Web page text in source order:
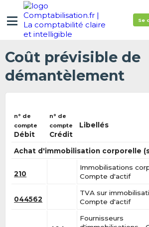
Se
Coût prévisible de
démantèlement
n° de
compte
Débit
n° de
compte
Crédit
Libellés
Achat d'immobilisation corporelle
210
Immobilisations
Compte d'actif
044562
TVA sur
Compte d'actif
Fournisseurs